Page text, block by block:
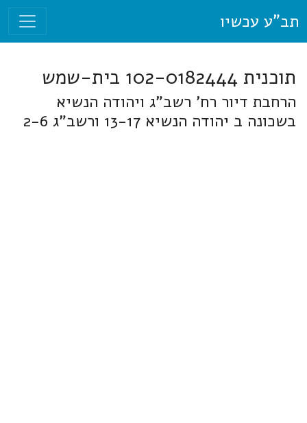
תב"ע עכשיו
תוכנית 102-0182444 בית-שמש
הרחבת דיור רח' רשב"ג ויהודה הנשיא
בשכונה ב יהודה הנשיא 13-17 ורשב"ג 2-6